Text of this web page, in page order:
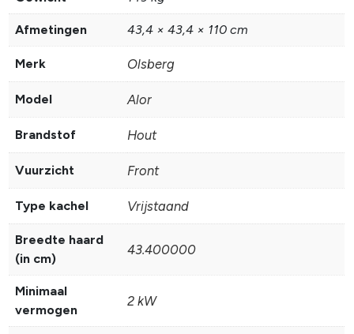
Afmetingen 43,4 × 43,4 × 110 cm
Merk Olsberg
Model Alor
Brandstof Hout
Vuurzicht Front
Type kachel Vrijstaand
Breedte haard
(in cm)
43.400000
Minimaal
vermogen
2 kW